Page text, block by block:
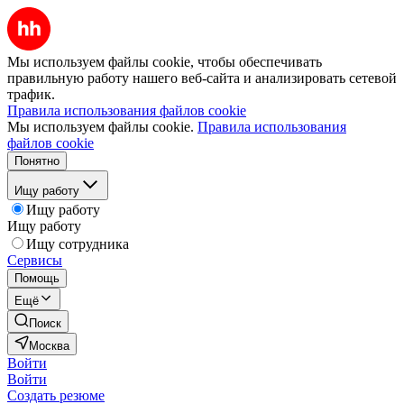
Мы используем файлы cookie, чтобы обеспечивать
правильную работу нашего веб-сайта и анализировать сетевой
трафик.
Правила использования файлов cookie
Мы используем файлы cookie. Правила использования
файлов cookie
Понятно
Ищу работу
Ищу работу
Ищу работу
Ищу сотрудника
Сервисы
Помощь
Ещё
Поиск
Москва
Войти
Войти
Создать резюме